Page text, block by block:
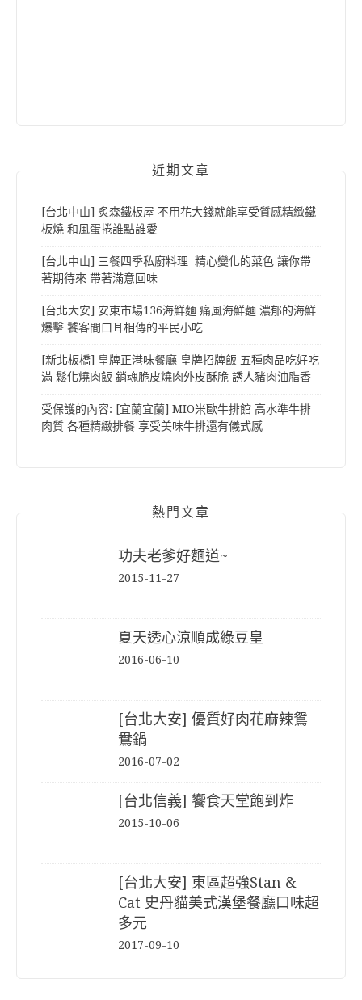
近期文章
[台北中山] 炙森鐵板屋 不用花大錢就能享受質感精緻鐵
板燒 和風蛋捲誰點誰愛
[台北中山] 三餐四季私廚料理 精心變化的菜色 讓你帶
著期待來 帶著滿意回味
[台北大安] 安東市場136海鮮麵 痛風海鮮麵 濃郁的海鮮
爆擊 饕客間口耳相傳的平民小吃
[新北板橋] 皇牌正港味餐廳 皇牌招牌飯 五種肉品吃好吃
滿 鬆化燒肉飯 銷魂脆皮燒肉外皮酥脆 誘人豬肉油脂香
受保護的內容: [宜蘭宜蘭] MIO米歐牛排館 高水準牛排
肉質 各種精緻排餐 享受美味牛排還有儀式感
熱門文章
功夫老爹好麵道~
2015-11-27
夏天透心涼順成綠豆皇
2016-06-10
[台北大安] 優質好肉花麻辣鴛
鴦鍋
2016-07-02
[台北信義] 饗食天堂飽到炸
2015-10-06
[台北大安] 東區超強Stan &
Cat 史丹貓美式漢堡餐廳口味超
多元
2017-09-10